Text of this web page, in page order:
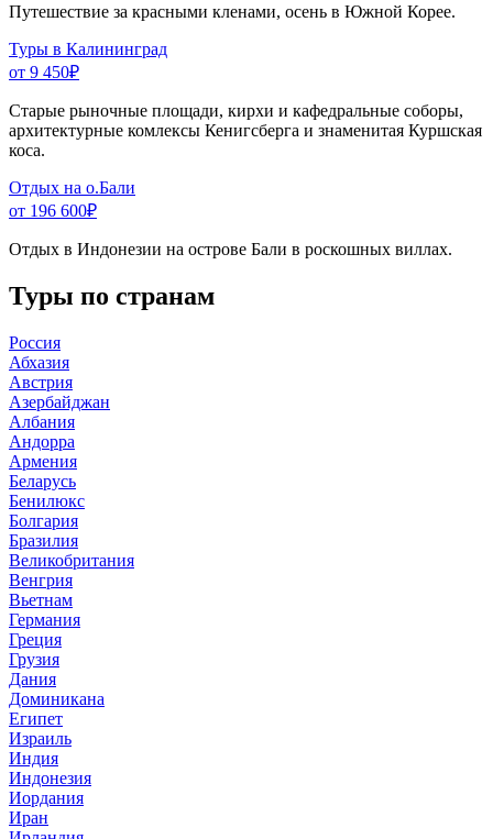
Путешествие за красными кленами, осень в Южной Корее.
Туры в Калининград
от 9 450₽
Старые рыночные площади, кирхи и кафедральные соборы,
архитектурные комлексы Кенигсберга и знаменитая Куршская
коса.
Отдых на о.Бали
от 196 600₽
Отдых в Индонезии на острове Бали в роскошных виллах.
Туры по странам
Россия
Абхазия
Австрия
Азербайджан
Албания
Андорра
Армения
Беларусь
Бенилюкс
Болгария
Бразилия
Великобритания
Венгрия
Вьетнам
Германия
Греция
Грузия
Дания
Доминикана
Египет
Израиль
Индия
Индонезия
Иордания
Иран